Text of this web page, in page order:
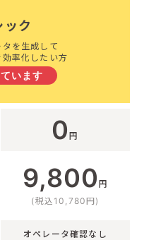
ク
を生成して
率化したい方
います
0円
9,800円
(税込10,780円)
オペレータ確認なし